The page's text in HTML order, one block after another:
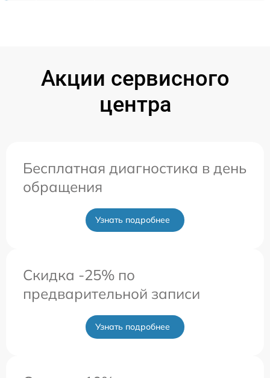
Акции сервисного
центра
Бесплатная диагностика в день
обращения
Узнать подробнее
Скидка -25% по
предварительной записи
Узнать подробнее